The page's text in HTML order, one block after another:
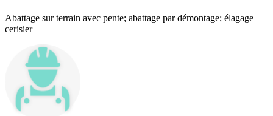
Abattage sur terrain avec pente; abattage par démontage; élagage
cerisier